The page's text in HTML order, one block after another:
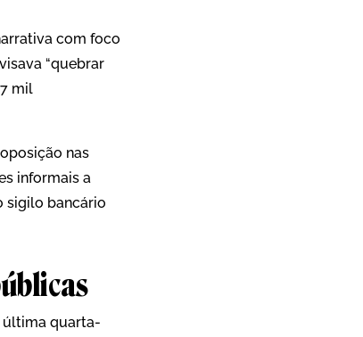
com foco
“quebrar
mil
nas
informais a
sigilo bancário
última quarta-